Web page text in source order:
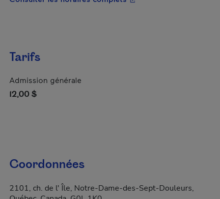
Tarifs
Admission générale
12,00 $
Coordonnées
2101, ch. de l' Île, Notre-Dame-des-Sept-Douleurs,